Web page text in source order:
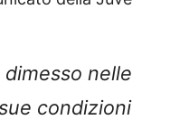
dimesso nelle
condizioni